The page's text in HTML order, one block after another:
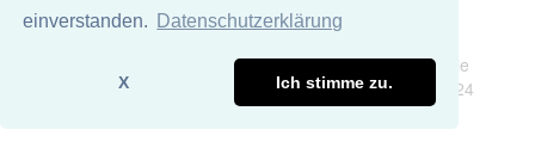
einverstanden.
Datenschutzerklärung
X Ich stimme zu.
84% unserer Spielapp-Nutzer haben den Artikel
Wir übernehmen keine Garantie und keine Haftung für die
Richtigkeit und Vollständigkeit dieser Seite. DDDEasy 2024